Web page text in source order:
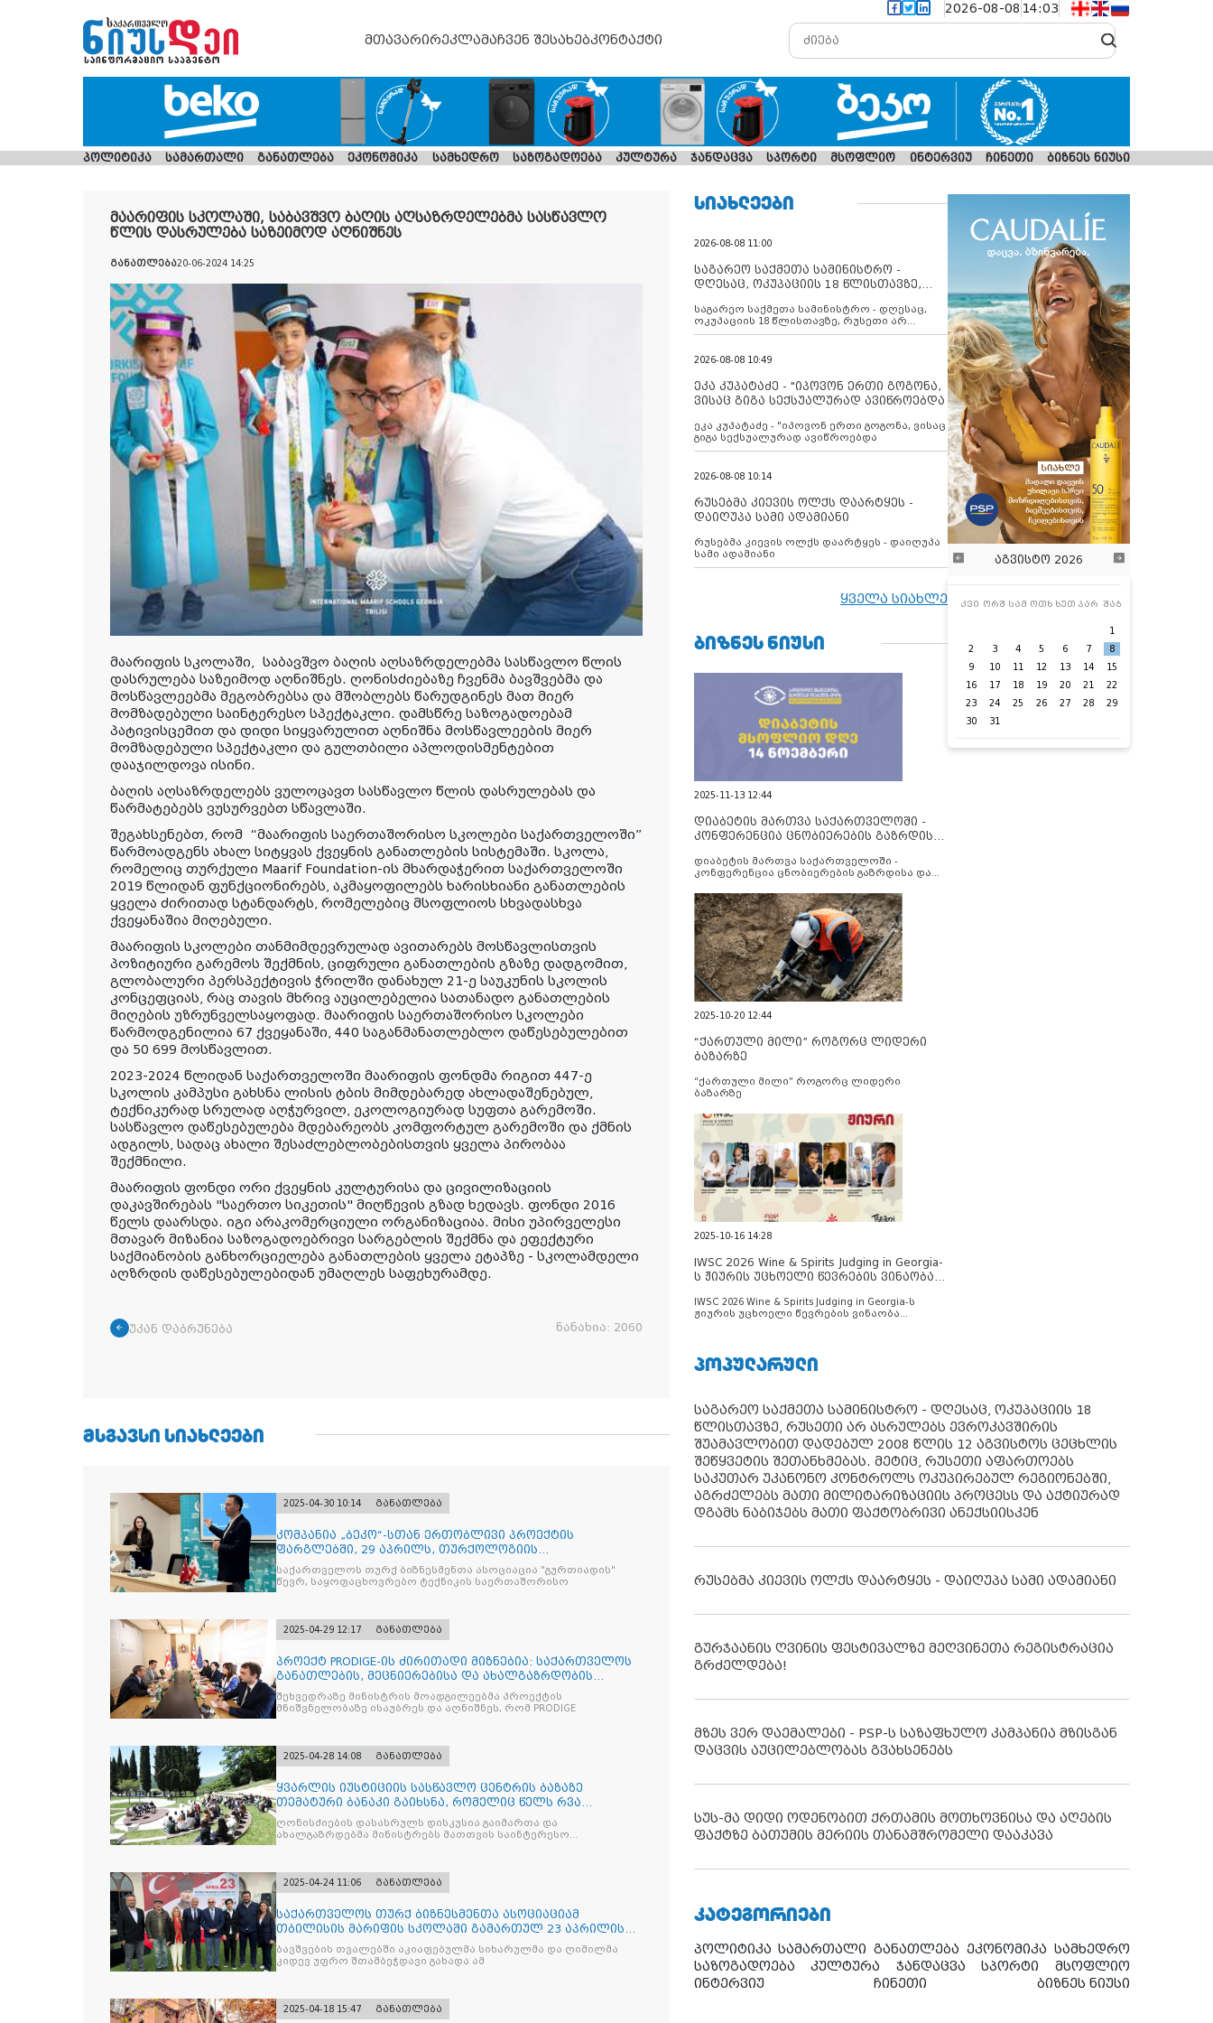
2026-08-08 14:03
მთავარირეკლამაჩვენ შესახებკონტაქტი
პოლიტიკა სამართალი განათლება ეკონომიკა სამხედრო საზოგადოება კულტურა ჯანდაცვა სპორტი მსოფლიო ინტერვიუ ჩინეთი ბიზნეს ნიუსი
მაარიფის სკოლაში, საბავშვო ბაღის აღსაზრდელებმა სასწავლო
წლის დასრულება საზეიმოდ აღნიშნეს
განათლება20-06-2024 14:25
მაარიფის სკოლაში,
საბავშვო ბაღის აღსაზრდელებმა სასწავლო წლის
დასრულება საზეიმოდ აღნიშნეს. ღონისძიებაზე ჩვენმა ბავშვებმა და
მოსწავლეებმა მეგობრებსა და მშობლებს წარუდგინეს მათ მიერ
მომზადებული საინტერესო სპექტაკლი. დამსწრე საზოგადოებამ
პატივისცემით და დიდი სიყვარულით აღნიშნა მოსწავლეების მიერ
მომზადებული სპექტაკლი და გულთბილი აპლოდისმენტებით
დააჯილდოვა ისინი.
ბაღის აღსაზრდელებს ვულოცავთ სასწავლო წლის დასრულებას და
წარმატებებს ვუსურვებთ სწავლაში.
შეგახსენებთ, რომ “მაარიფის საერთაშორისო სკოლები საქართველოში”
წარმოადგენს ახალ სიტყვას ქვეყნის განათლების სისტემაში. სკოლა,
რომელიც თურქული Maarif Foundation-ის მხარდაჭერით საქართველოში
2019 წლიდან ფუნქციონირებს, აკმაყოფილებს ხარისხიანი განათლების
ყველა ძირითად სტანდარტს, რომელებიც მსოფლიოს სხვადასხვა
ქვეყანაშია მიღებული.
მაარიფის სკოლები თანმიმდევრულად ავითარებს მოსწავლისთვის
პოზიტიური გარემოს შექმნის, ციფრული განათლების გზაზე დადგომით,
გლობალური პერსპექტივის ჭრილში დანახულ 21-ე საუკუნის სკოლის
კონცეფციას, რაც თავის მხრივ აუცილებელია სათანადო განათლების
მიღების უზრუნველსაყოფად. მაარიფის საერთაშორისო სკოლები
წარმოდგენილია 67 ქვეყანაში, 440 საგანმანათლებლო დაწესებულებით
და 50 699 მოსწავლით.
2023-2024 წლიდან საქართველოში მაარიფის ფონდმა რიგით 447-ე
სკოლის კამპუსი გახსნა ლისის ტბის მიმდებარედ ახლადაშენებულ,
ტექნიკურად სრულად აღჭურვილ, ეკოლოგიურად სუფთა გარემოში.
სასწავლო დაწესებულება მდებარეობს კომფორტულ გარემოში და ქმნის
ადგილს, სადაც ახალი შესაძლებლობებისთვის ყველა პირობაა
შექმნილი.
მაარიფის ფონდი ორი ქვეყნის კულტურისა და ცივილიზაციის
დაკავშირებას "საერთო სიკეთის" მიღწევის გზად ხედავს. ფონდი 2016
წელს დაარსდა. იგი არაკომერციული ორგანიზაციაა. მისი უპირველესი
მთავარ მიზანია საზოგადოებრივი სარგებლის შექმნა და ეფექტური
საქმიანობის განხორციელება განათლების ყველა ეტაპზე - სკოლამდელი
აღზრდის დაწესებულებიდან უმაღლეს საფეხურამდე.
უკან დაბრუნება ნანახია: 2060
ᲛᲡᲒᲐᲕᲡᲘ ᲡᲘᲐᲮᲚᲔᲔᲑᲘ
2025-04-30 10:14 განათლება
კომპანია „ბეკო“-სთან ერთობლივი პროექტის
ფარგლებში, 29 აპრილს, თურქოლოგიის
მიმართულებისა და თბილისის
საქართველოს თურქ ბიზნესმენთა ასოციაცია "გურთიადის"
წევრ, საყოფაცხოვრებო ტექნიკის საერთაშორისო
2025-04-29 12:17 განათლება
პროექტ PRODIGE-ის ძირითადი მიზნებია: საქართველოს
განათლების, მეცნიერებისა და ახალგაზრდობის
სამინისტრ
შეხვედრაზე მინისტრის მოადგილეებმა პროექტის
მნიშვნელობაზე ისაუბრეს და აღნიშნეს, რომ PRODIGE
2025-04-28 14:08 განათლება
ყვარლის იუსტიციის სასწავლო ცენტრის ბაზაზე
თემატური ბანაკი გაიხსნა, რომელიც წელს რვა
ნაკადად ჩატარდებ
ღონისძიების დასასრულს დისკუსია გაიმართა და
ახალგაზრდებმა მინისტრებს მათთვის საინტერესო
2025-04-24 11:06 განათლება
საქართველოს თურქ ბიზნესმენთა ასოციაციამ
თბილისის მარიფის სკოლაში გამართულ 23 აპრილის
ეროვნული სუვერე
ბავშვების თვალებში აკიაფებულმა სიხარულმა და ღიმილმა
კიდევ უფრო შთამბეჭდავი გახადა ამ
2025-04-18 15:47 განათლება
ᲡᲘᲐᲮᲚᲔᲔᲑᲘ
2026-08-08 11:00
საგარეო საქმეთა სამინისტრო -
დღესაც, ოკუპაციის 18 წლისთავზე,
შუამავლ
საგარეო საქმეთა სამინისტრო - დღესაც,
ოკუპაციის 18 წლისთავზე, რუსეთი არ
ასრულებს ევროკავშირის შუამავლობით
შეწყვეტის შეთანხმებას. მეტიც, რუსეთი
ოკუპირებულ რეგიონებში, აგრძელებს მათი
მილიტარიზაციის პროცესს და აქტიურად
დგამს ნაბიჯებს მათი ფაქტობრივი
2026-08-08 10:49
ეკა კუპატაძე - "იპოვონ ერთი გოგონა,
ვისაც გიგა სექსუალურად ავიწროებდა
ეკა კუპატაძე - "იპოვონ ერთი გოგონა, ვისაც
გიგა სექსუალურად ავიწროებდა
2026-08-08 10:14
რუსებმა კიევის ოლქს დაარტყეს -
დაიღუპა სამი ადამიანი
რუსებმა კიევის ოლქს დაარტყეს - დაიღუპა
სამი ადამიანი
ყველა სიახლე
ᲑᲘᲖᲜᲔᲡ ᲜᲘᲣᲡᲘ
2025-11-13 12:44
დიაბეტის მართვა საქართველოში -
კონფერენცია ცნობიერების გაზრდისა
დიაბეტის მართვა საქართველოში -
კონფერენცია ცნობიერების გაზრდისა და
2025-10-20 12:44
“ქართული მილი” როგორც ლიდერი
ბაზარზე
“ქართული მილი” როგორც ლიდერი
ბაზარზე
2025-10-16 14:28
IWSC 2026 Wine & Spirits Judging in Georgia-
ს ჟიურის უცხოელი წევრების ვინაობა
IWSC 2026 Wine & Spirits Judging in Georgia-ს
ჟიურის უცხოელი წევრების ვინაობა
აგვისტო 2026
კვი ორშ სამ ოთხ ხუთ პარ შაბ
1
2
3 4 5 6 7
8
9
10 11 12 13 14
15
16
17 18 19 20 21
22
23
24 25 26 27 28
29
30
31
ᲞᲝᲞᲣᲚᲐᲠᲣᲚᲘ
საგარეო საქმეთა სამინისტრო - დღესაც, ოკუპაციის 18
წლისთავზე, რუსეთი არ ასრულებს ევროკავშირის
შუამავლობით დადებულ 2008 წლის 12 აგვისტოს ცეცხლის
შეწყვეტის შეთანხმებას. მეტიც, რუსეთი აფართოებს
საკუთარ უკანონო კონტროლს ოკუპირებულ რეგიონებში,
აგრძელებს მათი მილიტარიზაციის პროცესს და აქტიურად
დგამს ნაბიჯებს მათი ფაქტობრივი ანექსიისკენ
რუსებმა კიევის ოლქს დაარტყეს - დაიღუპა სამი ადამიანი
გურჯაანის ღვინის ფესტივალზე მეღვინეთა რეგისტრაცია
გრძელდება!
მზეს ვერ დაემალები - PSP-ს საზაფხულო კამპანია მზისგან
დაცვის აუცილებლობას გვახსენებს
სუს-მა დიდი ოდენობით ქრთამის მოთხოვნისა და აღების
ფაქტზე ბათუმის მერიის თანამშრომელი დააკავა
ᲙᲐᲢᲔᲒᲝᲠᲘᲔᲑᲘ
პოლიტიკა სამართალი განათლება ეკონომიკა სამხედრო
საზოგადოება
კულტურა ჯანდაცვა სპორტი
მსოფლიო
ინტერვიუ
ჩინეთი ბიზნეს ნიუსი